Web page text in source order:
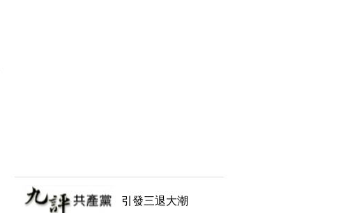
引發三退大潮